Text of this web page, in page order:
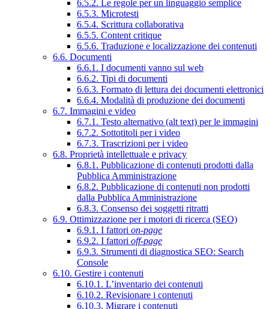
6.5.2. Le regole per un linguaggio semplice
6.5.3. Microtesti
6.5.4. Scrittura collaborativa
6.5.5. Content critique
6.5.6. Traduzione e localizzazione dei contenuti
6.6. Documenti
6.6.1. I documenti vanno sul web
6.6.2. Tipi di documenti
6.6.3. Formato di lettura dei documenti elettronici
6.6.4. Modalità di produzione dei documenti
6.7. Immagini e video
6.7.1. Testo alternativo (alt text) per le immagini
6.7.2. Sottotitoli per i video
6.7.3. Trascrizioni per i video
6.8. Proprietà intellettuale e privacy
6.8.1. Pubblicazione di contenuti prodotti dalla
Pubblica Amministrazione
6.8.2. Pubblicazione di contenuti non prodotti
dalla Pubblica Amministrazione
6.8.3. Consenso dei soggetti ritratti
6.9. Ottimizzazione per i motori di ricerca (SEO)
6.9.1. I fattori on-page
6.9.2. I fattori off-page
6.9.3. Strumenti di diagnostica SEO: Search
Console
6.10. Gestire i contenuti
6.10.1. L’inventario dei contenuti
6.10.2. Revisionare i contenuti
6.10.3. Migrare i contenuti